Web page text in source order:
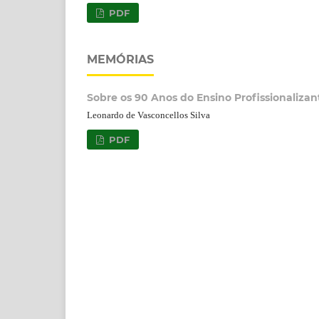
PDF
MEMÓRIAS
Sobre os 90 Anos do Ensino
Leonardo de Vasconcellos Silva
PDF